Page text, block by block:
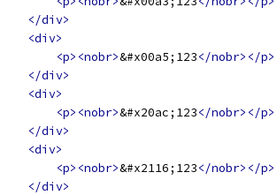
</div>
<div>
<p><nobr>&#x00a5;123</nobr></p>
</div>
<div>
<p><nobr>&#x20ac;123</nobr></p>
</div>
<div>
<p><nobr>&#x2116;123</nobr></p>
</div>